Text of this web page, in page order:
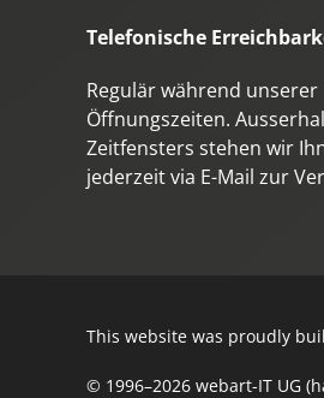
Telefonische
Regulär während unserer
Öffnungszeiten.
Zeitfensters stehen wir
jederzeit via E-Mail zur
This website was proudly
© 1996–2026 webart-IT UG